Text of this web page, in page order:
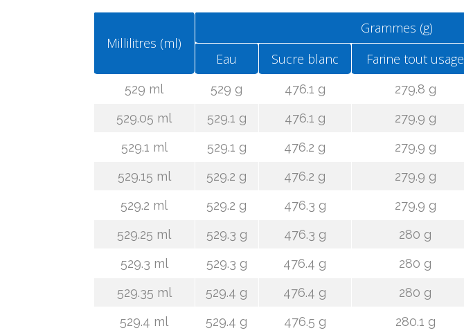
Millilitres (ml)
Grammes (g)
Eau
Sucre blanc Farine tout usage
529 ml 529 g 476.1 g 279.8 g
529.05 ml
529.1 g 476.1 g 279.9 g
529.1 ml
529.1 g 476.2 g 279.9 g
529.15 ml
529.2 g 476.2 g 279.9 g
529.2 ml
529.2 g 476.3 g 279.9 g
529.25 ml
529.3 g 476.3 g 280 g
529.3 ml
529.3 g 476.4 g 280 g
529.35 ml
529.4 g 476.4 g 280 g
529.4 ml
529.4 g 476.5 g 280.1 g